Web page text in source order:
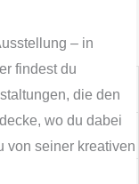
– in
findest du
die den
wo du dabei
von seiner kreativen
Uhr